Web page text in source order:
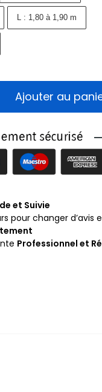
L : 1,80 à 1,90 m
Ajouter au
et Suivie
pour changer d’avis
Professionnel et